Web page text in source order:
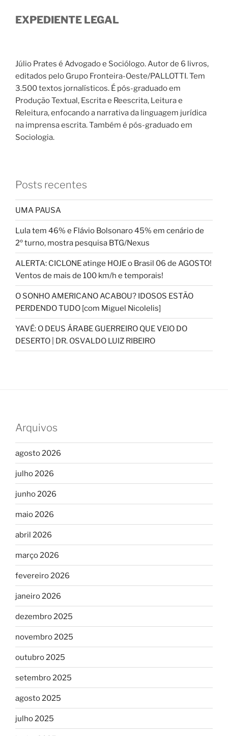
EXPEDIENTE LEGAL
Júlio Prates é Advogado e Sociólogo. Autor de 6 livros,
editados pelo Grupo Fronteira-Oeste/PALLOTTI. Tem
3.500 textos jornalísticos. É pós-graduado em
Produção Textual, Escrita e Reescrita, Leitura e
Releitura, enfocando a narrativa da linguagem jurídica
na imprensa escrita. Também é pós-graduado em
Sociologia.
Posts recentes
UMA PAUSA
Lula tem 46% e Flávio Bolsonaro 45% em cenário de
2º turno, mostra pesquisa BTG/Nexus
ALERTA: CICLONE atinge HOJE o Brasil 06 de AGOSTO!
Ventos de mais de 100 km/h e temporais!
O SONHO AMERICANO ACABOU? IDOSOS ESTÃO
PERDENDO TUDO [com Miguel Nicolelis]
YAVÉ: O DEUS ÁRABE GUERREIRO QUE VEIO DO
DESERTO | DR. OSVALDO LUIZ RIBEIRO
Arquivos
agosto 2026
julho 2026
junho 2026
maio 2026
abril 2026
março 2026
fevereiro 2026
janeiro 2026
dezembro 2025
novembro 2025
outubro 2025
setembro 2025
agosto 2025
julho 2025